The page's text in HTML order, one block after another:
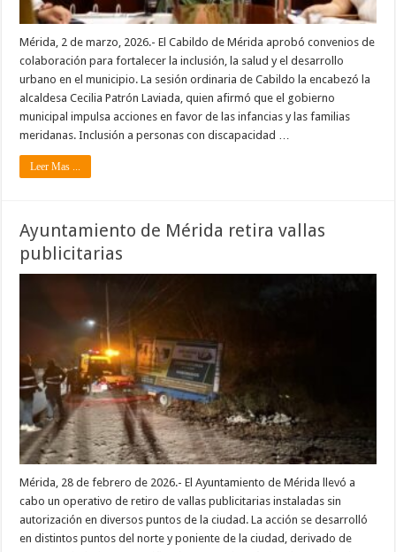
Mérida, 2 de marzo, 2026.- El Cabildo de Mérida aprobó convenios de
colaboración para fortalecer la inclusión, la salud y el desarrollo
urbano en el municipio. La sesión ordinaria de Cabildo la encabezó la
alcaldesa Cecilia Patrón Laviada, quien afirmó que el gobierno
municipal impulsa acciones en favor de las infancias y las familias
meridanas. Inclusión a personas con discapacidad …
Leer Mas ...
Ayuntamiento de Mérida retira vallas
publicitarias
Mérida, 28 de febrero de 2026.- El Ayuntamiento de Mérida llevó a
cabo un operativo de retiro de vallas publicitarias instaladas sin
autorización en diversos puntos de la ciudad. La acción se desarrolló
en distintos puntos del norte y poniente de la ciudad, derivado de